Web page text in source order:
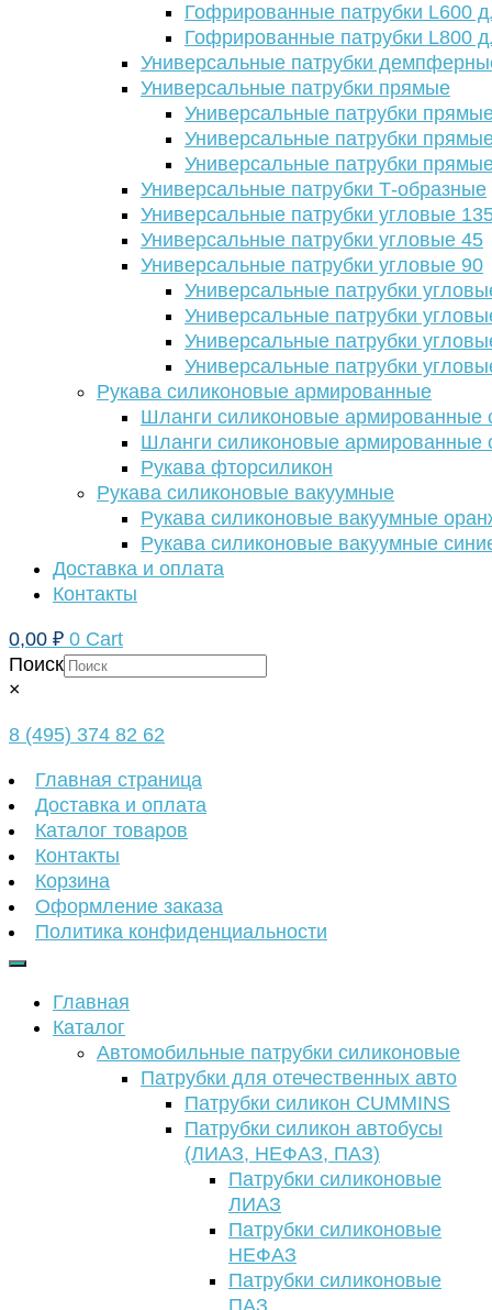
Гофрированные патрубки L600
Гофрированные патрубки L800
Универсальные патрубки
Универсальные патрубки прямые
Универсальные патрубки
Универсальные патрубки
Универсальные патрубки
Универсальные патрубки Т-образные
Универсальные патрубки угловые
Универсальные патрубки угловые 45
Универсальные патрубки угловые 90
Универсальные патрубки
Универсальные патрубки
Универсальные патрубки
Универсальные патрубки
Рукава силиконовые армированные
Шланги силиконовые армированные
Шланги силиконовые армированные
Рукава фторсиликон
Рукава силиконовые вакуумные
Рукава силиконовые вакуумные
Рукава силиконовые вакуумные
Доставка и оплата
Контакты
0,00 ₽ 0 Cart
Поиск
×
8 (495) 374 82 62
Главная страница
Доставка и оплата
Каталог товаров
Контакты
Корзина
Оформление заказа
Политика конфиденциальности
Главная
Каталог
Автомобильные патрубки силиконовые
Патрубки для отечественных авто
Патрубки силикон CUMMINS
Патрубки силикон автобусы
(ЛИАЗ, НЕФАЗ, ПАЗ)
Патрубки силиконовые
ЛИАЗ
Патрубки силиконовые
НЕФАЗ
Патрубки силиконовые
ПАЗ